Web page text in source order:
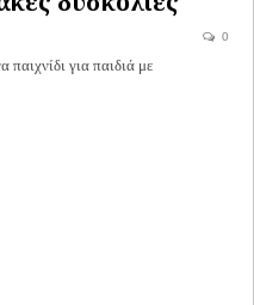
0
παιχνίδι για παιδιά με